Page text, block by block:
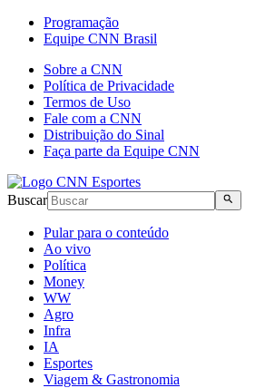
Programação
Equipe CNN Brasil
Sobre a CNN
Política de Privacidade
Termos de Uso
Fale com a CNN
Distribuição do Sinal
Faça parte da Equipe CNN
Buscar
Pular para o conteúdo
Ao vivo
Política
Money
WW
Agro
Infra
IA
Esportes
Viagem & Gastronomia